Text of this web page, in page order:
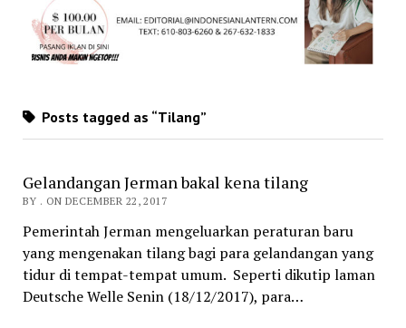
Posts tagged as “Tilang”
Gelandangan Jerman bakal kena tilang
BY . ON DECEMBER 22, 2017
Pemerintah Jerman mengeluarkan peraturan baru
yang mengenakan tilang bagi para gelandangan yang
tidur di tempat-tempat umum. Seperti dikutip laman
Deutsche Welle Senin (18/12/2017), para…